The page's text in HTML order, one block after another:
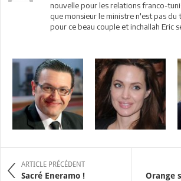
nouvelle pour les relations franco-
que monsieur le ministre n'est pas du
pour ce beau couple et inchallah Eric
ARTICLE PRÉCÉDENT
Sacré Eneramo !
Orange